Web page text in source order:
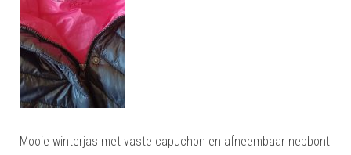
Mooie winterjas met vaste capuchon en afneembaar nepbont